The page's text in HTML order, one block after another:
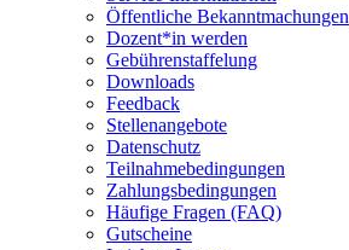
Öffentliche Bekanntmachungen
Dozent*in werden
Gebührenstaffelung
Downloads
Feedback
Stellenangebote
Datenschutz
Teilnahmebedingungen
Zahlungsbedingungen
Häufige Fragen (FAQ)
Gutscheine